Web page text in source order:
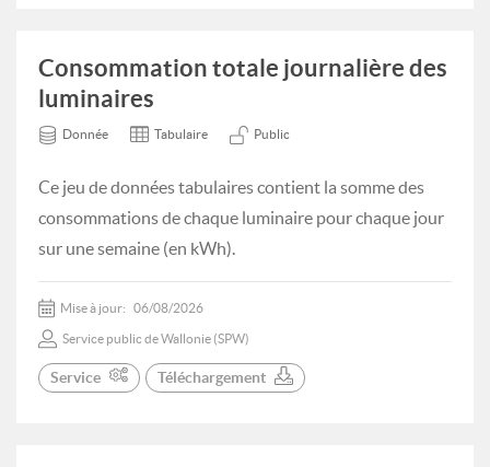
Consommation totale journalière des
luminaires
Donnée Tabulaire Public
Ce jeu de données tabulaires contient la somme des
consommations de chaque luminaire pour chaque jour
sur une semaine (en kWh).
Mise à jour: 06/08/2026
Service public de Wallonie (SPW)
Service Téléchargement